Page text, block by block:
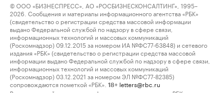
© ООО «БИЗНЕСПРЕСС», АО «РОСБИЗНЕСКОНСАЛТИНГ», 1995–
2026. Сообщения и материалы информационного агентства «РБК»
(свидетельство о регистрации средства массовой информации
выдано Федеральной службой по надзору в сфере связи,
информационных технологий и массовых коммуникаций
(Роскомнадзор) 09.12.2015 за номером ИА №ФС77-63848) и сетевого
издания «РБК» (свидетельство о регистрации средства массовой
информации выдано Федеральной службой по надзору в сфере связи,
информационных технологий и массовых коммуникаций
(Роскомнадзор) 03.12.2021 за номером ЭЛ №ФС77-82385)
сопровождаются пометкой «РБК».
18+ letters@rbc.ru